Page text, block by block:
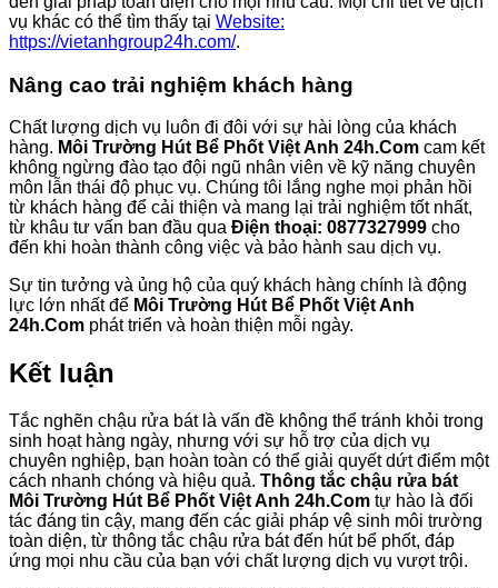
vụ khác có thể tìm thấy tại Website:
https://vietanhgroup24h.com/.
Nâng cao trải nghiệm khách hàng
Chất lượng dịch vụ luôn đi đôi với sự hài lòng của khách
hàng. Môi Trường Hút Bể Phốt Việt Anh 24h.Com cam kết
không ngừng đào tạo đội ngũ nhân viên về kỹ năng chuyên
môn lẫn thái độ phục vụ. Chúng tôi lắng nghe mọi phản hồi
từ khách hàng để cải thiện và mang lại trải nghiệm tốt nhất,
từ khâu tư vấn ban đầu qua Điện thoại: 0877327999 cho
đến khi hoàn thành công việc và bảo hành sau dịch vụ.
Sự tin tưởng và ủng hộ của quý khách hàng chính là động
lực lớn nhất để Môi Trường Hút Bể Phốt Việt Anh
24h.Com phát triển và hoàn thiện mỗi ngày.
Kết luận
Tắc nghẽn chậu rửa bát là vấn đề không thể tránh khỏi trong
sinh hoạt hàng ngày, nhưng với sự hỗ trợ của dịch vụ
chuyên nghiệp, bạn hoàn toàn có thể giải quyết dứt điểm một
cách nhanh chóng và hiệu quả. Thông tắc chậu rửa bát
Môi Trường Hút Bể Phốt Việt Anh 24h.Com tự hào là đối
tác đáng tin cậy, mang đến các giải pháp vệ sinh môi trường
toàn diện, từ thông tắc chậu rửa bát đến hút bể phốt, đáp
ứng mọi nhu cầu của bạn với chất lượng dịch vụ vượt trội.